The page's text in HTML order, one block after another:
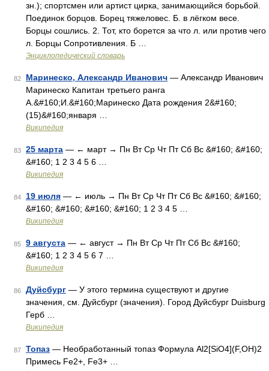
зн.); спортсмен или артист цирка, занимающийся борьбой.
Поединок борцов. Борец тяжеловес. Б. в лёгком весе.
Борцы сошлись. 2. Тот, кто борется за что л. или против чего
л. Борцы Сопротивления. Б …
Энциклопедический словарь
82 Маринеско, Александр Иванович — Александр Иванович
Маринеско Капитан третьего ранга
А.&#160;И.&#160;Маринеско Дата рождения 2&#160;
(15)&#160;января …
Википедия
83 25 марта — ← март → Пн Вт Ср Чт Пт Сб Вс &#160; &#160;
&#160; 1 2 3 4 5 6 …
Википедия
84 19 июля — ← июль → Пн Вт Ср Чт Пт Сб Вс &#160; &#160;
&#160; &#160; &#160; &#160; 1 2 3 4 5 …
Википедия
85 9 августа — ← август → Пн Вт Ср Чт Пт Сб Вс &#160;
&#160; 1 2 3 4 5 6 7 …
Википедия
86 Дуйсбург — У этого термина существуют и другие
значения, см. Дуйсбург (значения). Город Дуйсбург Duisburg
Герб …
Википедия
87 Топаз — Необработанный топаз Формула Al2[SiO4](F,OH)2
Примесь Fe2+, Fe3+ …